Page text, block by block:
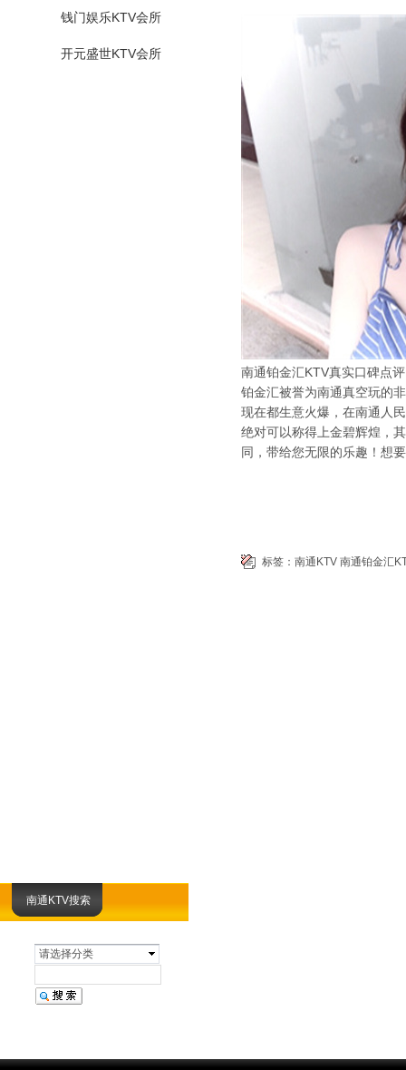
南通KTV搜索
请选择分类
钱门娱乐KTV会所
开元盛世KTV会所
南通铂金汇KTV真实口碑点评
铂金汇被誉为南通真空玩的
现在都生意火爆，在南通人
绝对可以称得上金碧辉煌，
同，带给您无限的乐趣！想
标签： 南通KTV 南通铂金汇